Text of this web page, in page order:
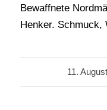
Bewaffnete
Henker. Schmuck,
11. /